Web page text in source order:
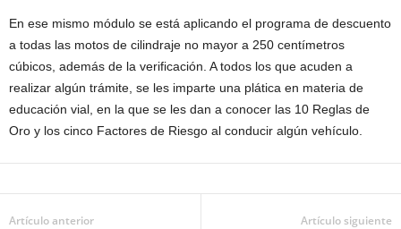
En ese mismo módulo se está aplicando el programa de descuento
a todas las motos de cilindraje no mayor a 250 centímetros
cúbicos, además de la verificación. A todos los que acuden a
realizar algún trámite, se les imparte una plática en materia de
educación vial, en la que se les dan a conocer las 10 Reglas de
Oro y los cinco Factores de Riesgo al conducir algún vehículo.
Artículo anterior Artículo siguiente